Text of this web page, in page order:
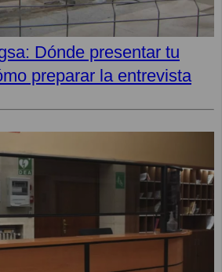
Dónde presentar tu
preparar la entrevista